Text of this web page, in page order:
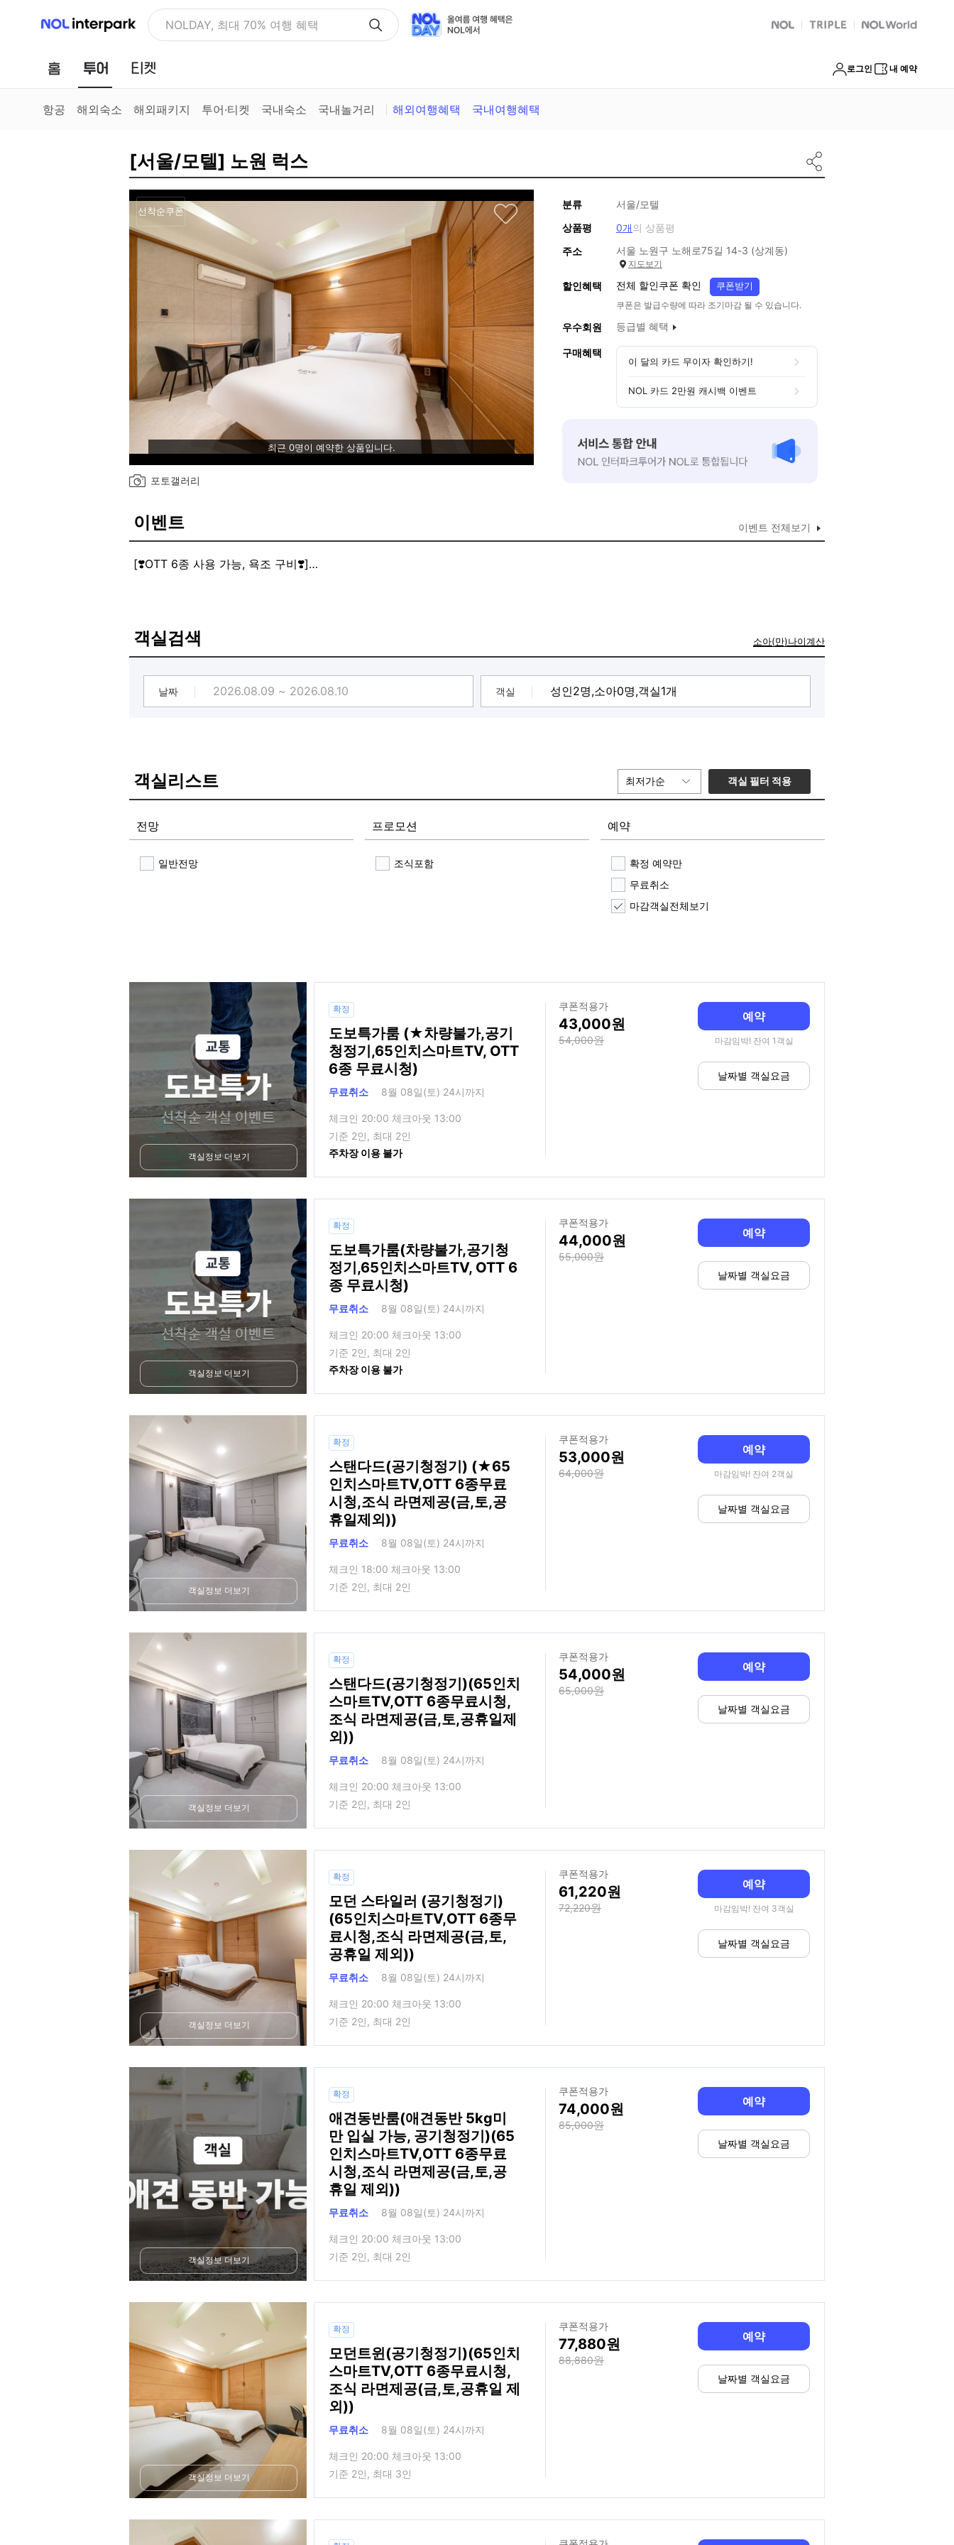
NOL 인터파크 NOLDAY, 최대 70% 여행 혜택 NOL 트리플 Global Interpark
홈 투어 로그인 내 예약
항공 해외숙소 해외패키지 투어·티켓 국내숙소 국내놀거리 해외여행혜택 국내여행혜택
[서울/모텔] 노원 럭스
선착순쿠폰
최근 0명이 예약한 상품입니다.
포토갤러리
분류
서울/모텔
상품평
0개의 상품평
주소
서울 노원구 노해로75길 14-3 (상계동)
지도보기
할인혜택 전체 할인쿠폰 확인 쿠폰받기
쿠폰은 발급수량에 따라 조기마감 될 수 있습니다.
우수회원 등급별 혜택
구매혜택
이 달의 카드 무이자 확인하기!
NOL 카드 2만원 캐시백 이벤트
이벤트 이벤트 전체보기
[❣️OTT 6종 사용 가능, 욕조 구비❣️]
3. 생수와 팝콘 픽업
넷플릭스 시청 가능 하십니다.
객실검색 소아(만)나이계산
날짜 객실
객실리스트 최저가순 객실 필터 적용
전망
일반전망
프로모션
조식포함
예약
확정 예약만
무료취소
마감객실전체보기
객실정보 더보기
확정
도보특가룸 (★차량불가,공기
청정기,65인치스마트TV, OTT
6종 무료시청)
무료취소 8월 08일(토) 24시까지
체크인 20:00 체크아웃 13:00
기준 2인, 최대 2인
주차장 이용 불가
쿠폰적용가
43,000
54,000
예약
마감임박! 잔여 1객실
날짜별 객실요금
객실정보 더보기
확정
도보특가룸(차량불가,공기청
정기,65인치스마트TV, OTT 6
종 무료시청)
무료취소 8월 08일(토) 24시까지
체크인 20:00 체크아웃 13:00
기준 2인, 최대 2인
주차장 이용 불가
쿠폰적용가
44,000
55,000
예약
날짜별 객실요금
객실정보 더보기
확정
스탠다드(공기청정기) (★65
인치스마트TV,OTT 6종무료
시청,조식 라면제공(금,토,공
휴일제외))
무료취소 8월 08일(토) 24시까지
체크인 18:00 체크아웃 13:00
기준 2인, 최대 2인
쿠폰적용가
53,000
64,000
예약
마감임박! 잔여 2객실
날짜별 객실요금
객실정보 더보기
확정
스탠다드(공기청정기)(65인치
스마트TV,OTT 6종무료시청,
조식 라면제공(금,토,공휴일제
외))
무료취소 8월 08일(토) 24시까지
체크인 20:00 체크아웃 13:00
기준 2인, 최대 2인
쿠폰적용가
54,000
65,000
예약
날짜별 객실요금
객실정보 더보기
확정
모던 스타일러 (공기청정기)
(65인치스마트TV,OTT 6종무
료시청,조식 라면제공(금,토,
공휴일 제외))
무료취소 8월 08일(토) 24시까지
체크인 20:00 체크아웃 13:00
기준 2인, 최대 2인
쿠폰적용가
61,220
72,220
예약
마감임박! 잔여 3객실
날짜별 객실요금
객실정보 더보기
확정
애견동반룸(애견동반 5kg미
만 입실 가능, 공기청정기)(65
인치스마트TV,OTT 6종무료
시청,조식 라면제공(금,토,공
휴일 제외))
무료취소 8월 08일(토) 24시까지
체크인 20:00 체크아웃 13:00
기준 2인, 최대 2인
쿠폰적용가
74,000
85,000
예약
날짜별 객실요금
객실정보 더보기
확정
모던트윈(공기청정기)(65인치
스마트TV,OTT 6종무료시청,
조식 라면제공(금,토,공휴일 제
외))
무료취소 8월 08일(토) 24시까지
체크인 20:00 체크아웃 13:00
기준 2인, 최대 3인
쿠폰적용가
77,880
88,880
예약
날짜별 객실요금